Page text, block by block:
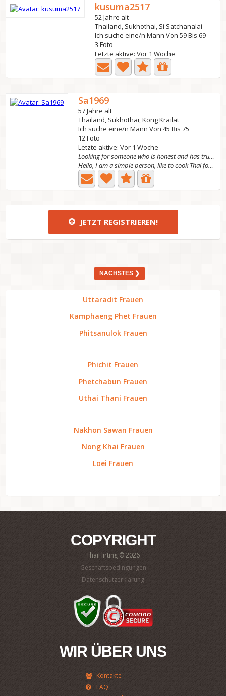
kusuma2517
52 Jahre alt
Thailand, Sukhothai, Si Satchanalai
Ich suche eine/n Mann Von 59 Bis 69
3 Foto
Letzte aktive: Vor 1 Woche
Sa1969
57 Jahre alt
Thailand, Sukhothai, Kong Krailat
Ich suche eine/n Mann Von 45 Bis 75
12 Foto
Letzte aktive: Vor 1 Woche
Looking for someone who is honest and has true, la
Hello, I am a simple person, like to cook Thai food and...
JETZT REGISTRIEREN!
NÄCHSTES ❯
Uttaradit Frauen
Kamphaeng Phet Frauen
Phitsanulok Frauen
Phichit Frauen
Phetchabun Frauen
Uthai Thani Frauen
Nakhon Sawan Frauen
Nong Khai Frauen
Loei Frauen
COPYRIGHT
ThaiFlirting © 2026
Geschäftsbedingungen
Datenschutzerklärung
WIR ÜBER UNS
Kontakte
FAQ